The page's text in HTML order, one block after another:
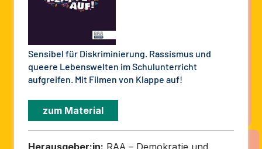
Sensibel für Diskriminierung. Rassismus und
queere Lebenswelten im Schulunterricht
aufgreifen. Mit Filmen von Klappe auf!
zum Material
Herausgeber:in: RAA – Demokratie und